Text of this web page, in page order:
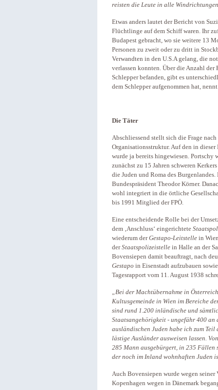
reisten die Leute in alle
Etwas anders lautet der Bericht von
Flüchtlinge auf dem Schiff waren. Ihr
Budapest gebracht, wo sie weitere 13
Personen zu zweit oder zu dritt in
Verwandten in den U.S.A gelang, die
verlassen konnten. Über die Anzahl der
Schlepper befanden, gibt es
dem Schlepper aufgenommen hat,
Die Täter
Abschliessend stellt sich die Frage
Organisationsstruktur. Auf den in
wurde ja bereits hingewiesen. Portschy
zunächst zu 15 Jahren schweren
die Juden und Roma des
Bundespräsident Theodor Körner.
wohl integriert in die örtliche
bis 1991 Mitglied der FPÖ.
Eine entscheidende Rolle bei der
dem ‚Anschluss‘ eingerichtete
wiederum derGestapo-Leitstelle in
derStaatspolizeistelle in Halle an der
Bovensiepen damit beauftragt, nach
Gestapo in Eisenstadt aufzubauen
Tagesrapport vom 11. August 1938
„Bei der Machtübernahme in
Kultusgemeinde in Wien im Bereiche
sind rund 1.200 inländische und
Staatsangehörigkeit - ungefähr 400 an
ausländischen Juden habe ich zum
lästige Ausländer ausweisen lassen.
285 Mann ausgebürgert, in 235 Fällen
der noch im Inland wohnhaften Juden
Auch Bovensiepen wurde wegen
Kopenhagen wegen in Dänemark